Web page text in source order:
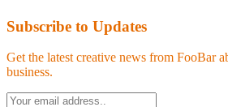
Subscribe to Updates
Get the latest creative news from FooBar
business.